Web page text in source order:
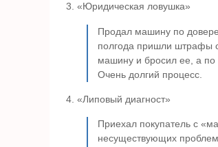
«Юридическая ловушка»
Продал машину по
полгода пришли штрафы
машину и бросил ее, а по
Очень долгий процесс.
«Липовый диагност»
Приехал покупатель с
несуществующих